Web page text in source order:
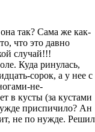
так? Сама же как-
что это давно
случай!!!
Куда ринулась,
сорок, а у нее с
-не-
в кусты (за кустами
приспичило? Ан
не по нужде. Решил